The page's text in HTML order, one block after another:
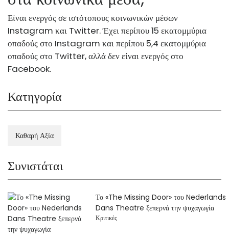
Είναι ενεργός σε ιστότοπους κοινωνικών μέσων
Instagram και Twitter. Έχει περίπου 15 εκατομμύρια
οπαδούς στο Instagram και περίπου 5,4 εκατομμύρια
οπαδούς στο Twitter, αλλά δεν είναι ενεργός στο
Facebook.
Κατηγορία
Καθαρή Αξία
Συνιστάται
Το «The Missing Door» του Nederlands
Dans Theatre ξεπερνά την ψυχαγωγία
Κριτικές